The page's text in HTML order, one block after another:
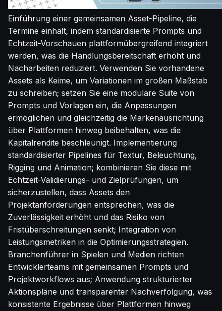
Einführung einer gemeinsamen Asset-Pipeline, die
Termine einhält, indem standardisierte Prompts und
Echtzeit-Vorschauen plattformübergreifend integriert
werden, was die Handlungsbereitschaft erhöht und
Nacharbeiten reduziert. Verwenden Sie vorhandene
Assets als Keime, um Variationen im großen Maßstab
zu schreiben; setzen Sie eine modulare Suite von
Prompts und Vorlagen ein, die Anpassungen
ermöglichen und gleichzeitig die Markenausrichtung
über Plattformen hinweg beibehalten, was die
Kapitalrendite beschleunigt. Implementierung
standardisierter Pipelines für Textur, Beleuchtung,
Rigging und Animation; kombinieren Sie diese mit
Echtzeit-Validierungs- und Zielprüfungen, um
sicherzustellen, dass Assets den
Projektanforderungen entsprechen, was die
Zuverlässigkeit erhöht und das Risiko von
Fristüberschreitungen senkt; Integration von
Leistungsmetriken in die Optimierungsstrategien.
Branchenführer in Spielen und Medien richten
Entwicklerteams mit gemeinsamen Prompts und
Projektworkflows aus; Anwendung strukturierter
Aktionspläne und transparenter Nachverfolgung, was
konsistente Ergebnisse über Plattformen hinweg